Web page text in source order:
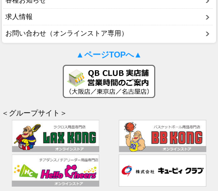
求人情報
お問い合わせ（オンラインストア専用）
▲ページTOPへ▲
＜グループサイト＞